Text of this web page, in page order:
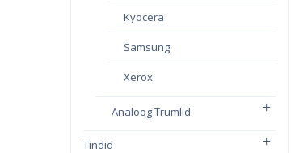
Kyocera
Samsung
Xerox
Analoog Trumlid
Tindid